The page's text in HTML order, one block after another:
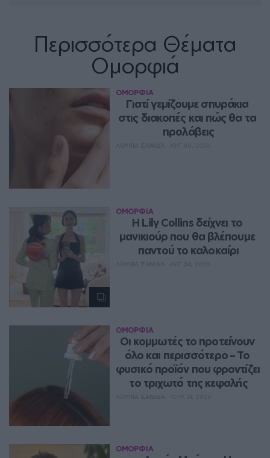
Περισσότερα Θέματα
Ομορφιά
ΟΜΟΡΦΙΑ
Γιατί γεμίζουμε σπυράκια
στις διακοπές και πώς θα τα
προλάβεις
ΟΜΟΡΦΙΑ
Η Lily Collins δείχνει το
μανικιούρ που θα βλέπουμε
παντού το καλοκαίρι
ΟΜΟΡΦΙΑ
Οι κομμωτές το προτείνουν
όλο και περισσότερο – Το
φυσικό προϊόν που φροντίζει
το τριχωτό της κεφαλής
ΟΜΟΡΦΙΑ